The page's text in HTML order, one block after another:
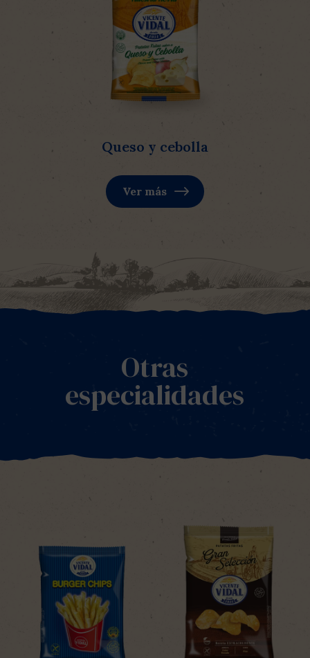
Queso y cebolla
Ver más
Otras
especialidades